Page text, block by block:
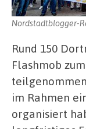
Nordstadtblogger-
Rund 150
Flashmob
im Rahmen
organisiert